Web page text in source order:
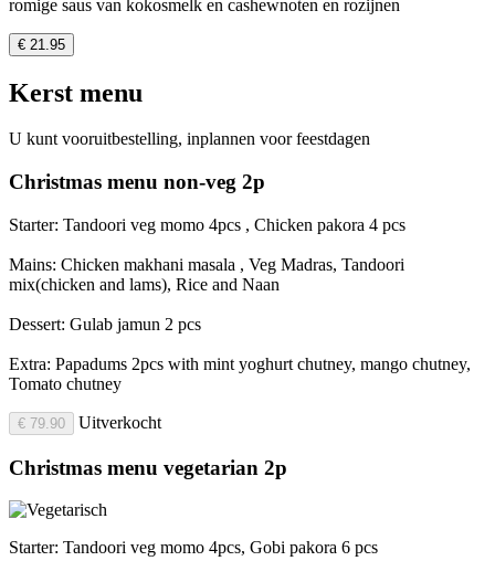
romige saus van kokosmelk en cashewnoten en rozijnen
€ 21.95
Kerst menu
U kunt vooruitbestelling, inplannen voor feestdagen
Christmas menu non-veg 2p
Starter: Tandoori veg momo 4pcs , Chicken pakora 4 pcs
Mains: Chicken makhani masala , Veg Madras, Tandoori
mix(chicken and lams), Rice and Naan
Dessert: Gulab jamun 2 pcs
Extra: Papadums 2pcs with mint yoghurt chutney, mango chutney,
Tomato chutney
€ 79.90 Uitverkocht
Christmas menu vegetarian 2p
Starter: Tandoori veg momo 4pcs, Gobi pakora 6 pcs